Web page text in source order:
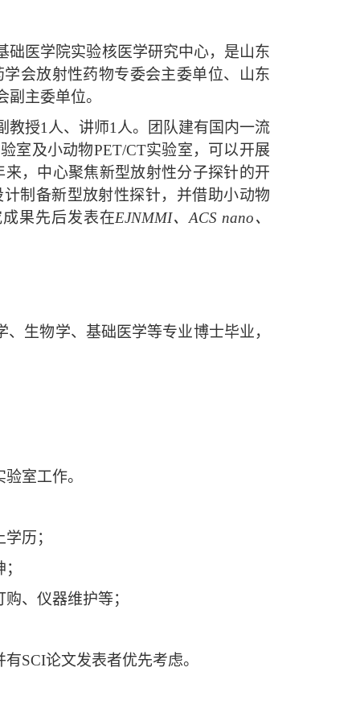
础医学院实验核医学研究中心，是山东
会放射性药物专委会主委单位、山东
主委单位。
教授1 人、讲师1 人。团队建有国内一流
室及小动物PET/CT实验室，可以开展
，中心聚焦新型放射性分子探针的开
制备新型放射性探针，并借助小动物
果先后发表在EJNMMI、ACS nano、
生物学、基础医学等专业博士毕业，
室工作。
历；
、仪器维护等；
有SCI论文发表者优先考虑。